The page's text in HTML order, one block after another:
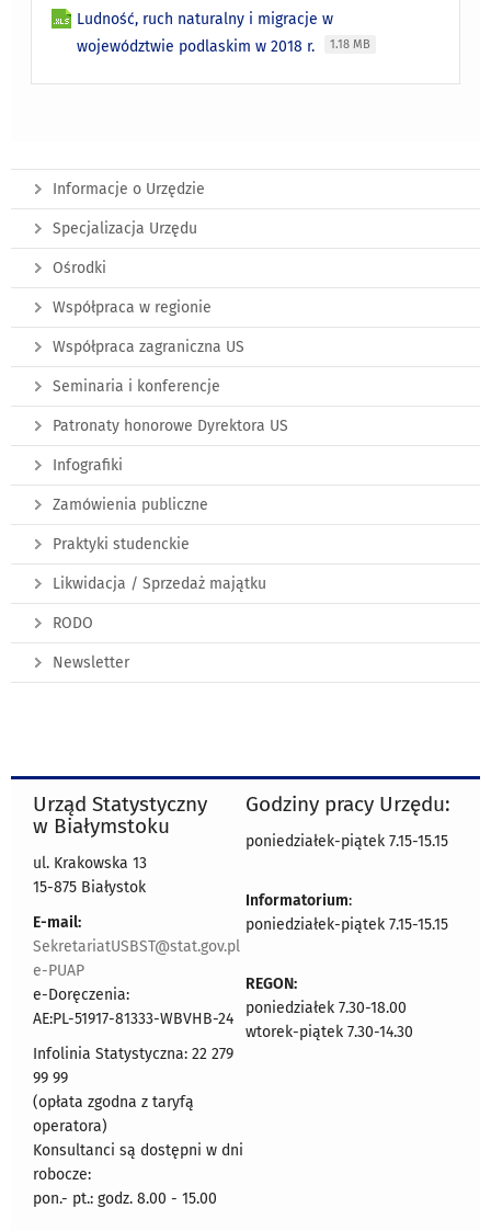
Ludność, ruch naturalny i migracje w
województwie podlaskim w 2018 r.
1.18 MB
Informacje o Urzędzie
Specjalizacja Urzędu
Ośrodki
Współpraca w regionie
Współpraca zagraniczna US
Seminaria i konferencje
Patronaty honorowe Dyrektora US
Infografiki
Zamówienia publiczne
Praktyki studenckie
Likwidacja / Sprzedaż majątku
RODO
Newsletter
Urząd Statystyczny
w Białymstoku
ul. Krakowska 13
15-875 Białystok
E-mail:
SekretariatUSBST@stat.gov.pl
e-PUAP
e-Doręczenia:
AE:PL-51917-81333-WBVHB-24
Infolinia Statystyczna: 22 279
99 99
(opłata zgodna z taryfą
operatora)
Konsultanci są dostępni w dni
robocze:
pon.- pt.: godz. 8.00 - 15.00
Godziny pracy Urzędu:
poniedziałek-piątek 7.15-15.15
Informatorium:
poniedziałek-piątek 7.15-15.15
REGON:
poniedziałek 7.30-18.00
wtorek-piątek 7.30-14.30